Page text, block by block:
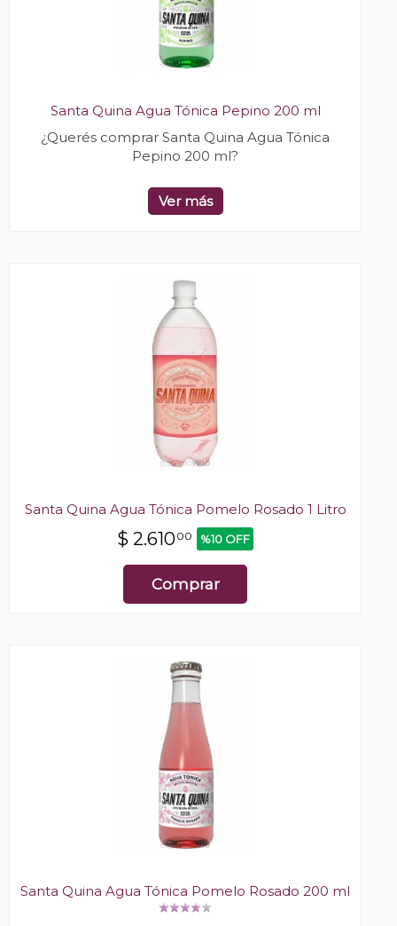
Santa Quina Agua Tónica Pepino 200 ml
¿Querés comprar Santa Quina Agua Tónica
Pepino 200 ml?
Ver más
Santa Quina Agua Tónica Pomelo Rosado 1 Litro
$ 2.61000 %10 OFF
Comprar
Santa Quina Agua Tónica Pomelo Rosado 200 ml